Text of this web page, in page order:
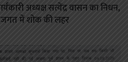
अध्यक्ष सत्येंद्र वासन का निधन,
जगत में शोक की लहर